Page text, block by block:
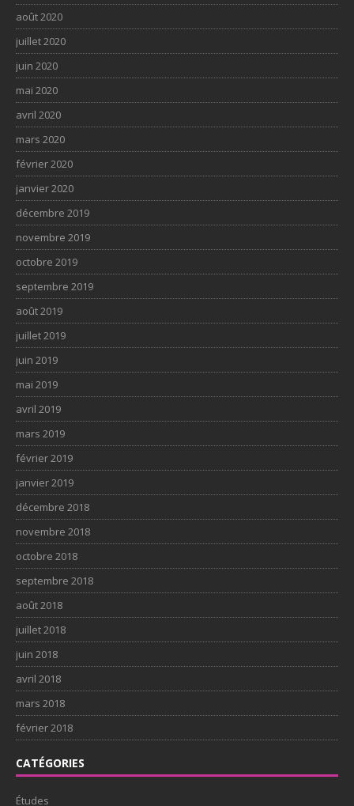
août 2020
juillet 2020
juin 2020
mai 2020
avril 2020
mars 2020
février 2020
janvier 2020
décembre 2019
novembre 2019
octobre 2019
septembre 2019
août 2019
juillet 2019
juin 2019
mai 2019
avril 2019
mars 2019
février 2019
janvier 2019
décembre 2018
novembre 2018
octobre 2018
septembre 2018
août 2018
juillet 2018
juin 2018
avril 2018
mars 2018
février 2018
CATÉGORIES
Études